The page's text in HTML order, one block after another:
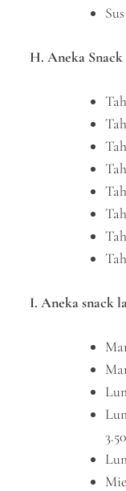
H. Aneka
I. Aneka snack